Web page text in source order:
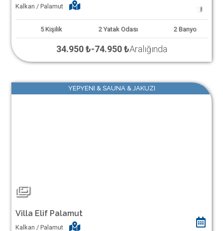
Kalkan / Palamut 1
5 Kişilik 2 Yatak Odası 2 Banyo
34.950 ₺-74.950 ₺Aralığında
YEPYENI & SAUNA & JAKUZI
Villa Elif Palamut
Kalkan / Palamut